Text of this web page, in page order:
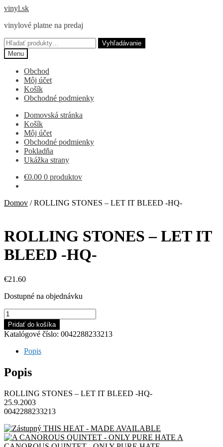
Preskočiť
navigáciu
Preskočiť
obsah
vinyl.sk
vinylové platne na predaj
Hľadať:
Vyhľadávanie
Menu
Obchod
Môj účet
Košík
Obchodné podmienky
Domovská stránka
Košík
Môj účet
Obchodné podmienky
Pokladňa
Ukážka strany
€0.00 0 produktov
Domov /ROLLING STONES – LET IT BLEED -HQ-
ROLLING STONES – LET IT
BLEED -HQ-
€21.60
Dostupné na objednávku
množstvo
ROLLING
STONES
-
LET
BLEED
-
Pridať do košíka
Katalógové číslo: 0042288233213
Popis
Popis
ROLLING STONES – LET IT BLEED -HQ-
25.9.2003
0042288233213
THIS HEAT - MADE AVAILABLE
A